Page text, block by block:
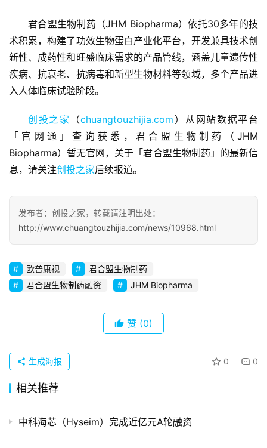
页
融
资
商
业
察
初
创
业
并
购
组
登录
投稿
君合盟生物制药（JHM Biopharma）依托30多年的技
术积累，构建了功效生物蛋白产业化平台，开发兼具技术创
新性、成药性和旺盛临床需求的产品管线，涵盖儿童遗传性
疾病、抗衰老、抗病毒和新型生物材料等领域，多个产品进
入人体临床试验阶段。
创投之家 （chuangtouzhijia.com ）从网站数据平台
「官网通」查询获悉，君合盟生物制药（JHM
Biopharma）暂无官网，关于「君合盟生物制药」的最新信
息，请关注创投之家后续报道。
发布者：创投之家，转载请注明出处：
http://www.chuangtouzhijia.com/news/10968.html
欧普康视
君合盟生物制药
君合盟生物制药融资
JHM Biopharma
赞 (0)
0 0
生成海报
相关推荐
中科海芯（Hyseim）完成近亿元A轮融资